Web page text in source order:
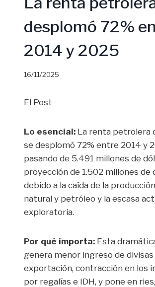
desplomó 72%
2014 y 2025
16/11/2025
El Post
Lo esencial: La renta petrolera
se desplomó 72% entre 2014 y
pasando de 5.491 millones de
proyección de 1.502 millones de
debido a la caída de la
natural y petróleo y la escasa
exploratoria.
Por qué importa: Esta
genera menor ingreso de
exportación, contracción en los
por regalías e IDH, y pone en